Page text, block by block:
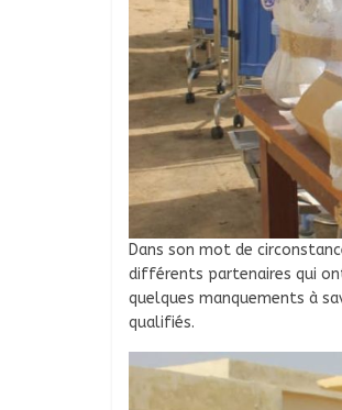
Dans son mot de
différents partenaires qui
quelques manquements à
qualifiés.